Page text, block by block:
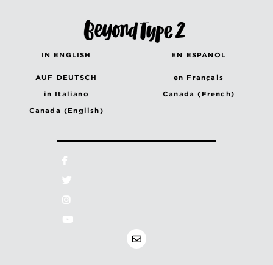
IN ENGLISH EN ESPANOL
AUF DEUTSCH
en Français
in Italiano
Canada (French)
Canada (English)